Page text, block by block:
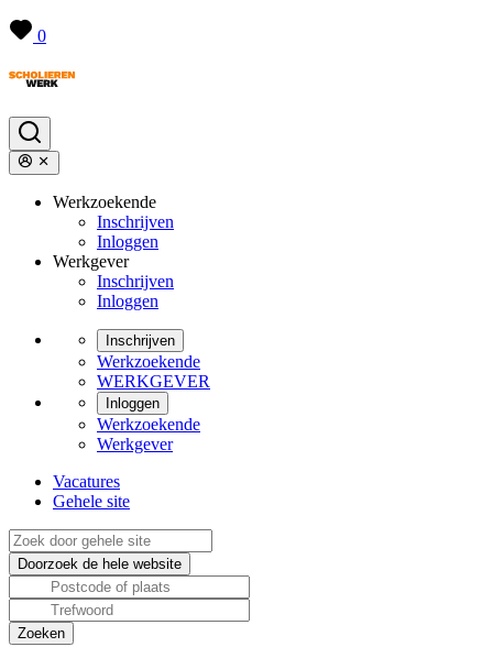
0
Werkzoekende
Inschrijven
Inloggen
Werkgever
Inschrijven
Inloggen
Inschrijven
Werkzoekende
WERKGEVER
Inloggen
Werkzoekende
Werkgever
Vacatures
Gehele site